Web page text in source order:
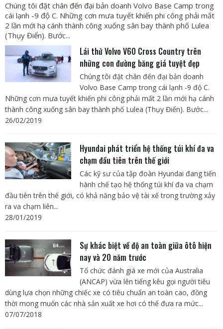
Chúng tôi đặt chân đến đại bản doanh Volvo Base Camp trong
cái lạnh -9 độ C. Những cơn mưa tuyết khiến phi công phải mất
2 lần mới hạ cánh thành công xuống sân bay thành phố Lulea
(Thụy Điển). Bước...
Lái thử Volvo V60 Cross Country trên
những con đường băng giá tuyệt đẹp
Chúng tôi đặt chân đến đại bản doanh
Volvo Base Camp trong cái lạnh -9 độ C.
Những cơn mưa tuyết khiến phi công phải mất 2 lần mới hạ cánh
thành công xuống sân bay thành phố Lulea (Thụy Điển). Bước...
26/02/2019
Hyundai phát triển hệ thống túi khí đa va
chạm đầu tiên trên thế giới
Các kỹ sư của tập đoàn Hyundai đang tiến
hành chế tạo hệ thống túi khí đa va chạm
đầu tiên trên thế giới, có khả năng bảo vệ tài xế trong trường xảy
ra va chạm liên...
28/01/2019
Sự khác biệt về độ an toàn giữa ôtô hiện
nay và 20 năm trước
Tổ chức đánh giá xe mới của Australia
(ANCAP) vừa lên tiếng kêu gọi người tiêu
dùng lựa chọn những chiếc xe có tiêu chuẩn an toàn cao, đồng
thời mong muốn các nhà sản xuất xe hơi có thể đưa ra mức...
07/07/2018